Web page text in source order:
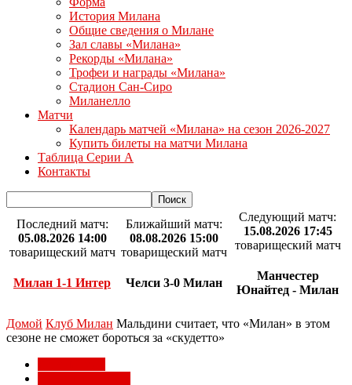
История Милана
Общие сведения о Милане
Зал славы «Милана»
Рекорды «Милана»
Трофеи и награды «Милана»
Стадион Сан-Сиро
Миланелло
Матчи
Календарь матчей «Милана» на сезон 2026-2027
Купить билеты на матчи Милана
Таблица Серии А
Контакты
Последний матч:
05.08.2026 14:00
товарищеский матч
Милан 1-1 Интер
Ближайший матч:
08.08.2026 15:00
товарищеский матч
Челси 3-0 Милан
Следующий матч:
15.08.2026 17:45
товарищеский матч
Манчестер
Юнайтед - Милан
Домой Клуб Милан Мальдини считает, что «Милан» в этом
сезоне не сможет бороться за «скудетто»